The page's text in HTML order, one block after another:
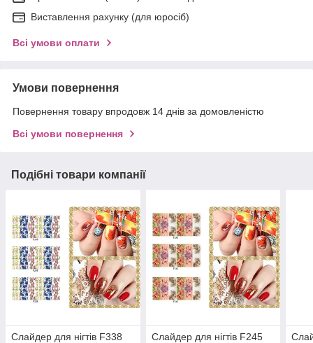
Виставлення рахунку (для юросіб)
Всі умови оплати
Умови повернення
Повернення товару впродовж 14 днів за домовленістю
Всі умови повернення
Подібні товари компанії
Слайдер для нігтів F338 Слайдер для нігтів F245